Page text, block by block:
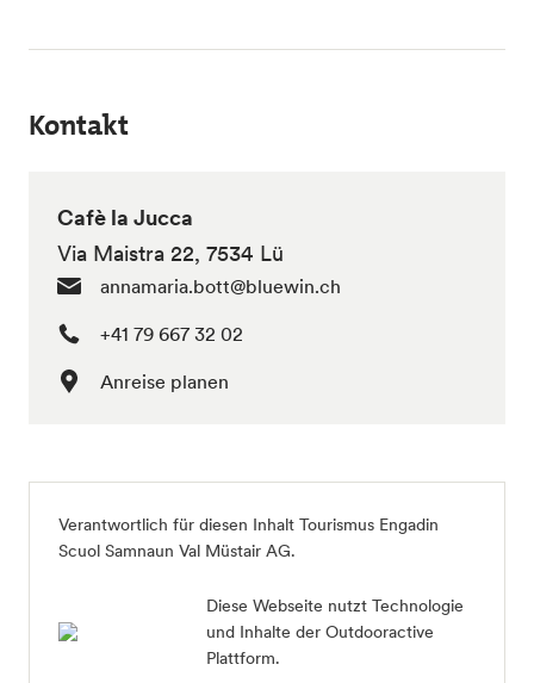
Kontakt
Cafè la Jucca
Via Maistra 22, 7534 Lü
annamaria.bott@bluewin.ch
+41 79 667 32 02
Anreise planen
Verantwortlich für diesen Inhalt Tourismus Engadin
Scuol Samnaun Val Müstair AG.
Diese Webseite nutzt Technologie
und Inhalte der Outdooractive
Plattform.